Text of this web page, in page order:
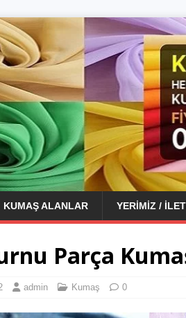
KUMAŞ ALANLAR YERIMIZ /
Parça
admin Kumaş 0